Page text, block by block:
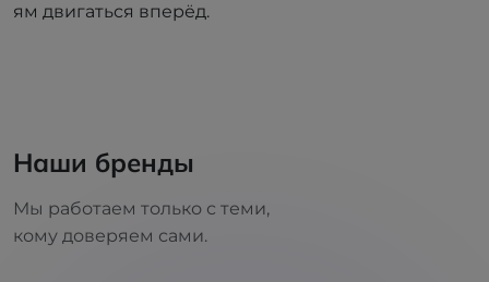
ям двигаться вперёд.
Наши бренды
Мы работаем только с теми,
кому доверяем сами.